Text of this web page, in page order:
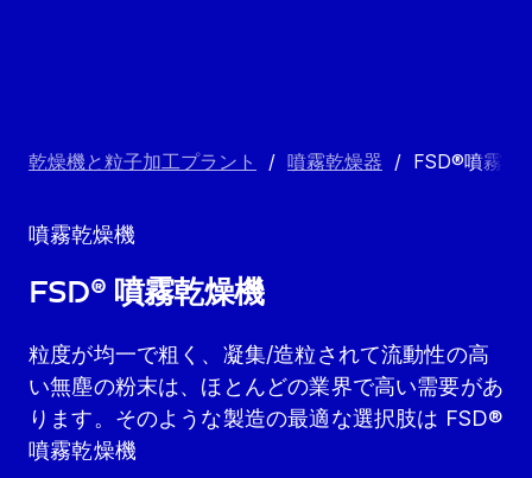
乾燥機と粒子加工プラント / 噴霧乾燥器 / FSD®噴霧乾
噴霧乾燥機
FSD® 噴霧乾燥機
粒度が均一で粗く、凝集/造粒されて流動性の高
い無塵の粉末は、ほとんどの業界で高い需要があ
ります。そのような製造の最適な選択肢は FSD®
噴霧乾燥機